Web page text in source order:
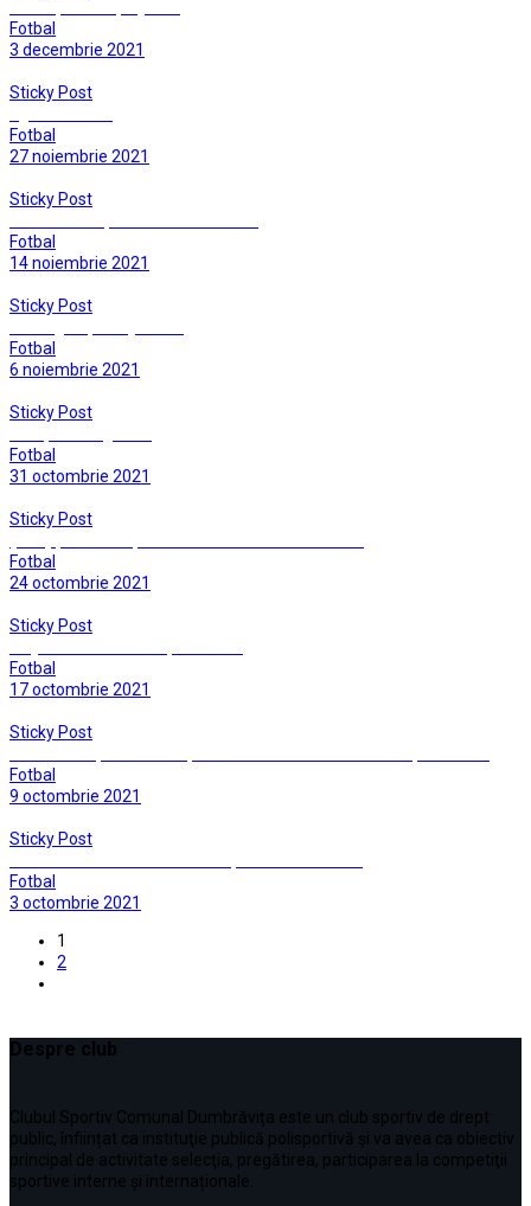
Fotbal
3 decembrie 2021
Sticky Post
Fotbal
27 noiembrie 2021
Sticky Post
Fotbal
14 noiembrie 2021
Sticky Post
Fotbal
6 noiembrie 2021
Sticky Post
Fotbal
31 octombrie 2021
Sticky Post
Fotbal
24 octombrie 2021
Sticky Post
Fotbal
17 octombrie 2021
Sticky Post
Fotbal
9 octombrie 2021
Sticky Post
Fotbal
3 octombrie 2021
1
2
Despre club
Clubul Sportiv Comunal Dumbrăvița este un club sportiv de drept
public, înființat ca instituţie publică polisportivă și va avea ca obiectiv
principal de activitate selecţia, pregătirea, participarea la competiţii
sportive interne şi internaționale.